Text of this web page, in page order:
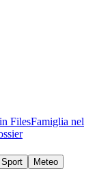
FilesFamiglia nel
Sport
Meteo